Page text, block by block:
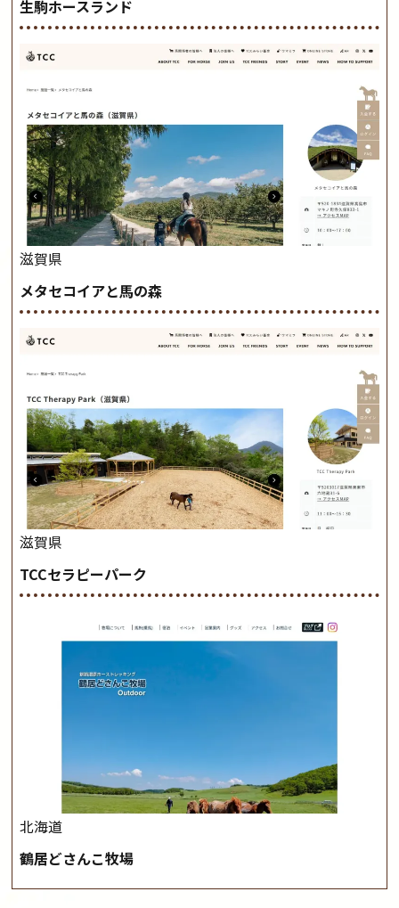
生駒ホースランド
滋賀県
メタセコイアと馬の森
滋賀県
TCCセラピーパーク
北海道
鶴居どさんこ牧場